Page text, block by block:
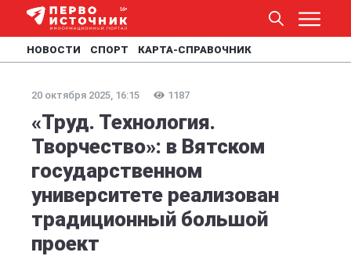
НОВОСТИ СПОРТ КАРТА-СПРАВОЧНИК
20 октября 2025, 16:15 1187
«Труд. Технология.
Творчество»: в Вятском
государственном
университете реализован
традиционный большой
проект